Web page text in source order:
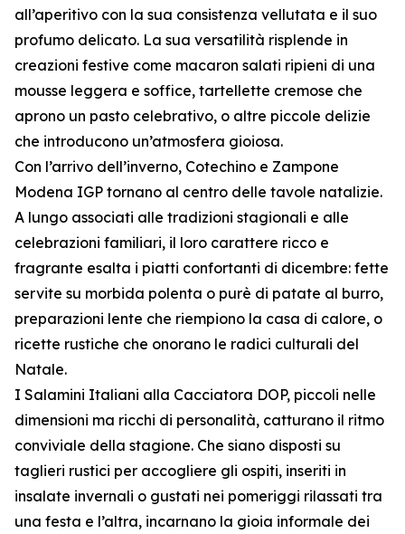
all’aperitivo con la sua consistenza vellutata e il suo
profumo delicato. La sua versatilità risplende in
creazioni festive come macaron salati ripieni di una
mousse leggera e soffice, tartellette cremose che
aprono un pasto celebrativo, o altre piccole delizie
che introducono un’atmosfera gioiosa.
Con l’arrivo dell’inverno, Cotechino e Zampone
Modena IGP tornano al centro delle tavole natalizie.
A lungo associati alle tradizioni stagionali e alle
celebrazioni familiari, il loro carattere ricco e
fragrante esalta i piatti confortanti di dicembre: fette
servite su morbida polenta o purè di patate al burro,
preparazioni lente che riempiono la casa di calore, o
ricette rustiche che onorano le radici culturali del
Natale.
I Salamini Italiani alla Cacciatora DOP, piccoli nelle
dimensioni ma ricchi di personalità, catturano il ritmo
conviviale della stagione. Che siano disposti su
taglieri rustici per accogliere gli ospiti, inseriti in
insalate invernali o gustati nei pomeriggi rilassati tra
una festa e l’altra, incarnano la gioia informale dei